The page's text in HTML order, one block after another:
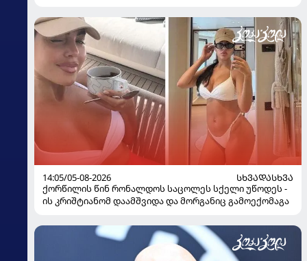
14:05/05-08-2026
ᲡᲮᲕᲐᲓᲐᲡᲮᲕᲐ
ქორწილის წინ რონალდოს საცოლეს სქელი უწოდეს -
ის კრიშტიანომ დაამშვიდა და მორგანიც გამოექომაგა